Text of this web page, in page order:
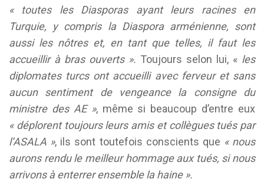
« toutes les Diasporas ayant leurs racines en
Turquie, y compris la Diaspora arménienne, sont
aussi les nôtres et, en tant que telles, il faut les
accueillir à bras ouverts ». Toujours selon lui, « les
diplomates turcs ont accueilli avec ferveur et sans
aucun sentiment de vengeance la consigne du
ministre des AE », même si beaucoup d’entre eux
« déplorent toujours leurs amis et collègues tués par
l’ASALA », ils sont toutefois conscients que « nous
aurons rendu le meilleur hommage aux tués, si nous
arrivons à enterrer ensemble la haine ».